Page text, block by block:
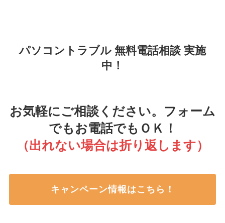
パソコントラブル 無料電話相談 実施
中！
お気軽にご相談ください。フォーム
でもお電話でもＯＫ！
（出れない場合は折り返します）
キャンペーン情報はこちら！